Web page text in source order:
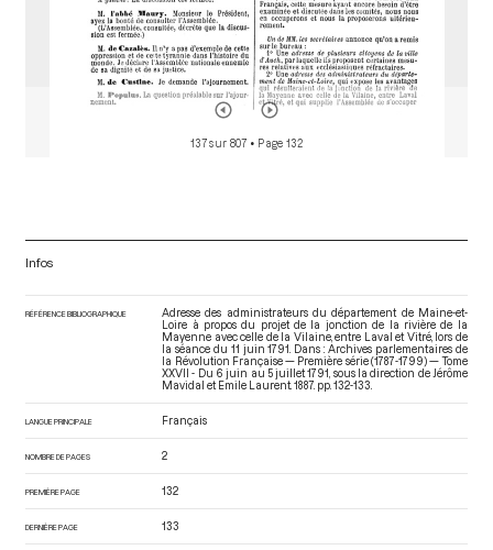
137 sur 807 • Page 132
Infos
RÉFÉRENCE BIBLIOGRAPHIQUE
Adresse des administrateurs du département de Maine-et-
Loire à propos du projet de la jonction de la rivière de la
Mayenne avec celle de la Vilaine, entre Laval et Vitré, lors de
la séance du 11 juin 1791. Dans : Archives parlementaires de
la Révolution Française — Première série (1787-1799) — Tome
XXVII - Du 6 juin au 5 juillet 1791 , sous la direction de Jérôme
Mavidal et Emile Laurent. 1887. pp. 132-133.
LANGUE PRINCIPALE Français
NOMBRE DE PAGES 2
PREMIÈRE PAGE 132
DERNIÈRE PAGE 133